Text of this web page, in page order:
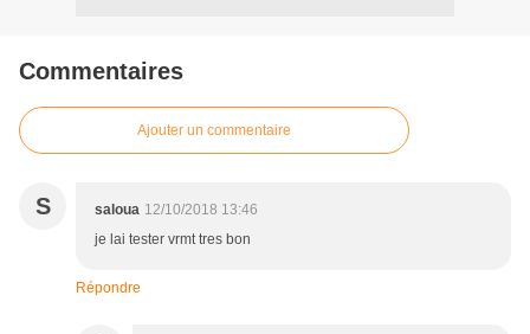
Commentaires
Ajouter un commentaire
S saloua 12/10/2018 13:46
je lai tester vrmt tres bon
Répondre